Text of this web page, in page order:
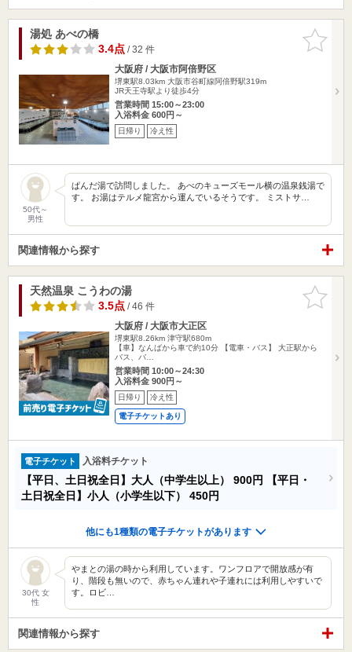
お気に入
りに追加
湯処 あべの橋
3.4点/ 32 件
大阪府 / 大阪市阿倍野区
堺東駅8.03km 大阪市谷町線阿倍野駅319m
JR天王寺駅より徒歩4分
営業時間 15:00～23:00
入浴料金 600円～
日帰り 冷え性
50代～
男性
ぱんだ湯で訪問しました。 あべのキューズモール横の温泉銭湯で
す。 お湯はテルメ龍宮から運んでいるそうです。 ミストサ…
関連情報から探す
お気に入
りに追加
天然温泉 こうわの湯
3.5点/ 46 件
大阪府 / 大阪市大正区
堺東駅8.26km 津守駅680m
【車】なんばから車で約10分 【電車・バス】 大正駅から
バス、バ…
営業時間 10:00～24:30
入浴料金 900円～
日帰り 冷え性
電子チケットあり
電子チケット 入浴料チケット
【平日、土日祝全日】大人（中学生以上） 900円
【平日・
土日祝全日】小人（小学生以下） 450円
他にも1種類の電子チケットがあります
30代 女
性
やまとの湯の時から利用しています。ワンフロアで開放感が有
り、階段も無いので、赤ちゃん連れや子連れには利用しやすいで
す。ロビ…
関連情報から探す